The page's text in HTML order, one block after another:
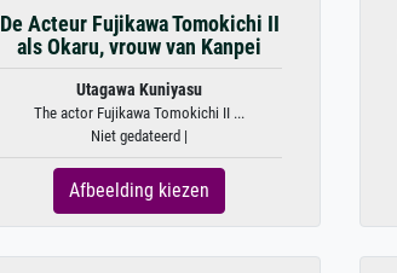
De Acteur Fujikawa Tomokichi II
als Okaru, vrouw van Kanpei
Utagawa Kuniyasu
The actor Fujikawa Tomokichi II ...
Niet gedateerd |
Afbeelding kiezen